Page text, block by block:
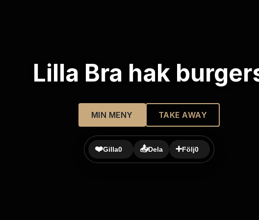
Lilla Bra hak
MIN MENY TAKE AWAY
❤️Gilla0 📤Dela ➕Följ0